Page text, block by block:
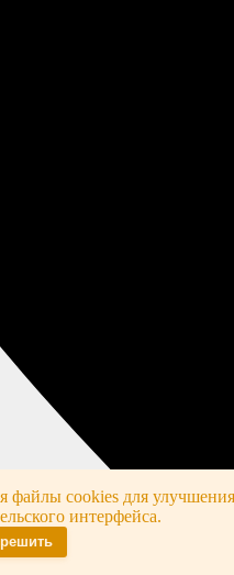
файлы cookies для улучшения
интерфейса.